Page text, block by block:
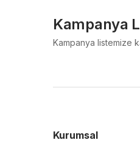
Kampanya
Kampanya listemize
Kurumsal